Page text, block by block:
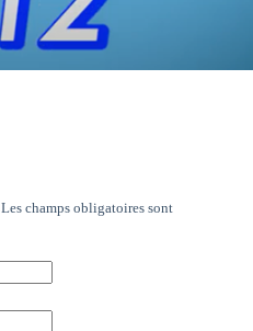
Les champs obligatoires sont